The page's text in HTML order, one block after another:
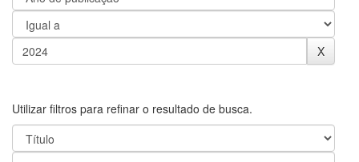
Utilizar filtros para refinar o resultado de busca.